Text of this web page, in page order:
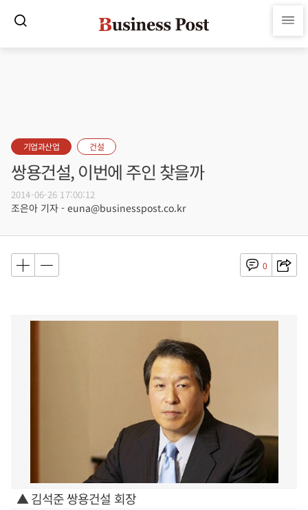
기업과산업 건설
쌍용건설, 이번에 주인 찾을까
2014-06-26 17:00:12
조은아 기자 - euna@businesspost.co.kr
0
▲ 김석준 쌍용건설 회장